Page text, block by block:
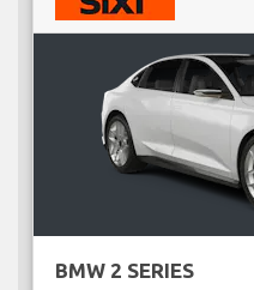
BMW 2 SERIES